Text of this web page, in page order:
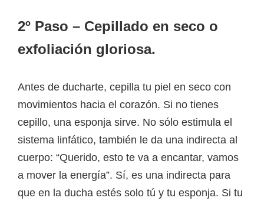
2º Paso – Cepillado en seco o
exfoliación gloriosa.
Antes de ducharte, cepilla tu piel en seco con
movimientos hacia el corazón. Si no tienes
cepillo, una esponja sirve. No sólo estimula el
sistema linfático, también le da una indirecta al
cuerpo: “Querido, esto te va a encantar, vamos
a mover la energía”. Sí, es una indirecta para
que en la ducha estés solo tú y tu esponja. Si tu